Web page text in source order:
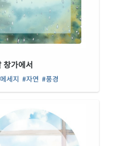
창가에서
세지 #자연 #풍경